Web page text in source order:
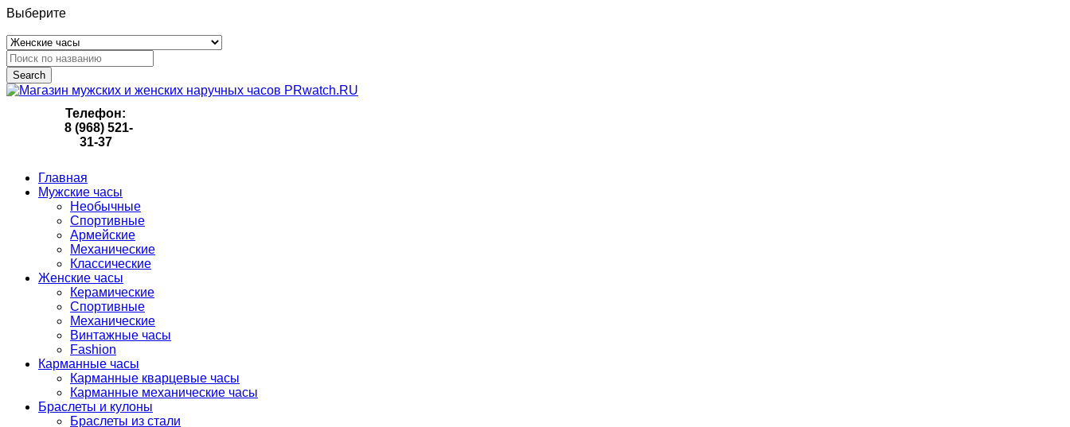
Выберите
Search
Телефон:
8 (968) 521-
31-37
Главная
Мужские часы
Необычные
Спортивные
Армейские
Механические
Классические
Женские часы
Керамические
Спортивные
Механические
Винтажные часы
Fashion
Карманные часы
Карманные кварцевые часы
Карманные механические часы
Браслеты и кулоны
Браслеты из стали